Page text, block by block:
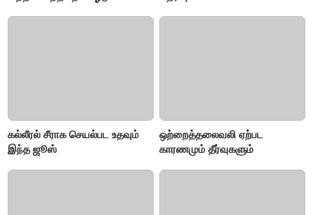
கல்லீரல் சீராக செயல்பட உதவும்
இந்த ஜூஸ்
ஒற்றைத்தலைவலி ஏற்பட
காரணமும் தீர்வுகளும்